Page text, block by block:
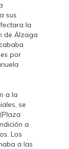
sus
la
de Álzaga
por
a la
se
a
Los
a las